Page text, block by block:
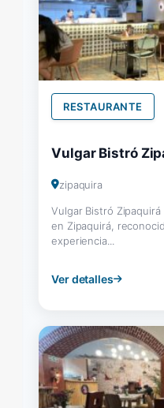
RESTAURANTE
Vulgar Bistró
zipaquira
Vulgar Bistró
en Zipaquirá,
experiencia...
Ver detalles